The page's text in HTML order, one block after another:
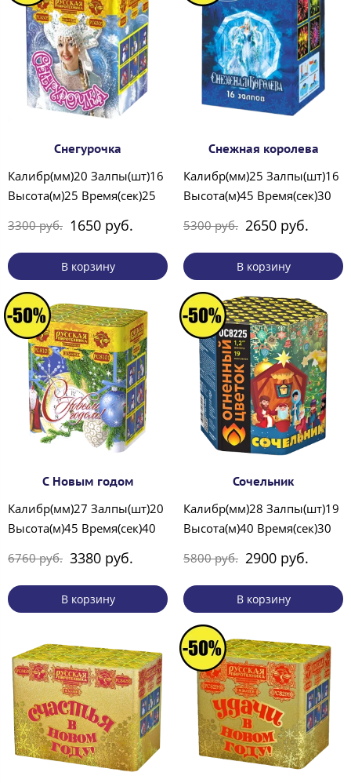
Снегурочка
Калибр(мм)20 Залпы(шт)16
Высота(м)25 Время(сек)25
3300 руб. 1650 руб.
В корзину
Снежная королева
Калибр(мм)25 Залпы(шт)16
Высота(м)45 Время(сек)30
5300 руб. 2650 руб.
В корзину
С Новым годом
Калибр(мм)27 Залпы(шт)20
Высота(м)45 Время(сек)40
6760 руб. 3380 руб.
В корзину
Сочельник
Калибр(мм)28 Залпы(шт)19
Высота(м)40 Время(сек)30
5800 руб. 2900 руб.
В корзину